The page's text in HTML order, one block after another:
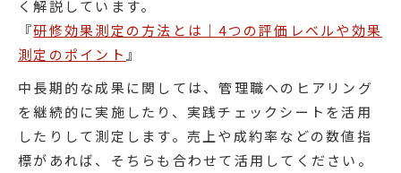
く解説しています。
『研修効果測定の方法とは｜4つの評価レベルや効果
測定のポイント 』
中長期的な成果に関しては、管理職へのヒアリング
を継続的に実施したり、実践チェックシートを活用
したりして測定します。売上や成約率などの数値指
標があれば、そちらも合わせて活用してください。